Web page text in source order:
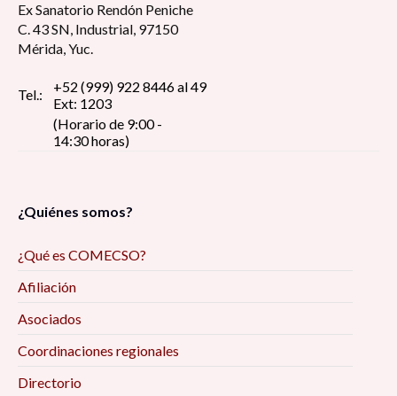
Ex Sanatorio Rendón Peniche
C. 43 SN, Industrial, 97150
Mérida, Yuc.
Tel.:
+52 (999) 922 8446 al 49
Ext: 1203
(Horario de 9:00 -
14:30 horas)
¿Quiénes somos?
¿Qué es COMECSO?
Afiliación
Asociados
Coordinaciones regionales
Directorio